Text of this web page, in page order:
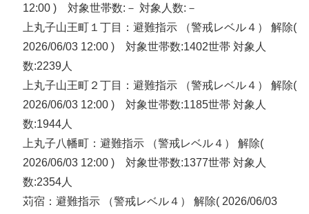
12:00 ) 対象世帯数:－ 対象人数:－
上丸子山王町１丁目：避難指示 （警戒レベル４） 解除(
2026/06/03 12:00 ) 対象世帯数:1402世帯 対象人
数:2239人
上丸子山王町２丁目：避難指示 （警戒レベル４） 解除(
2026/06/03 12:00 ) 対象世帯数:1185世帯 対象人
数:1944人
上丸子八幡町：避難指示 （警戒レベル４） 解除(
2026/06/03 12:00 ) 対象世帯数:1377世帯 対象人
数:2354人
苅宿：避難指示 （警戒レベル４） 解除( 2026/06/03